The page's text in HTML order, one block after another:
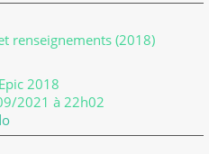
renseignements (2018)
2018
2021 à 22h02